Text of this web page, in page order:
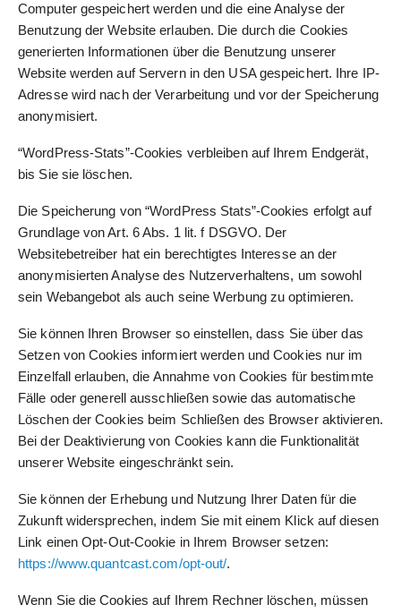
Computer gespeichert werden und die eine Analyse der
Benutzung der Website erlauben. Die durch die Cookies
generierten Informationen über die Benutzung unserer
Website werden auf Servern in den USA gespeichert. Ihre IP-
Adresse wird nach der Verarbeitung und vor der Speicherung
anonymisiert.
“WordPress-Stats”-Cookies verbleiben auf Ihrem Endgerät,
bis Sie sie löschen.
Die Speicherung von “WordPress Stats”-Cookies erfolgt auf
Grundlage von Art. 6 Abs. 1 lit. f DSGVO. Der
Websitebetreiber hat ein berechtigtes Interesse an der
anonymisierten Analyse des Nutzerverhaltens, um sowohl
sein Webangebot als auch seine Werbung zu optimieren.
Sie können Ihren Browser so einstellen, dass Sie über das
Setzen von Cookies informiert werden und Cookies nur im
Einzelfall erlauben, die Annahme von Cookies für bestimmte
Fälle oder generell ausschließen sowie das automatische
Löschen der Cookies beim Schließen des Browser aktivieren.
Bei der Deaktivierung von Cookies kann die Funktionalität
unserer Website eingeschränkt sein.
Sie können der Erhebung und Nutzung Ihrer Daten für die
Zukunft widersprechen, indem Sie mit einem Klick auf diesen
Link einen Opt-Out-Cookie in Ihrem Browser setzen:
https://www.quantcast.com/opt-out/.
Wenn Sie die Cookies auf Ihrem Rechner löschen, müssen